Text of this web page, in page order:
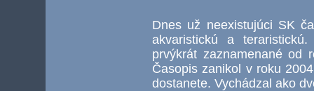
Dnes už neexistujúci SK
akvaristickú a
prvýkrát zaznamenané od
Časopis zanikol v roku
dostanete. Vychádzal ako